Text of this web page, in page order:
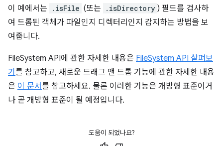
이 예에서는
.isFile (또는 .isDirectory ) 필드를 검사하
여 드롭된 객체가 파일인지 디렉터리인지 감지하는 방법을 보
여줍니다.
FileSystem API에 관한 자세한 내용은 FileSystem API 살펴보
기 를 참고하고, 새로운 드래그 앤 드롭 기능에 관한 자세한 내용
은 이 문서를 참고하세요. 물론 이러한 기능은 개방형 표준이거
나 곧 개방형 표준이 될 예정입니다.
도움이 되었나요?